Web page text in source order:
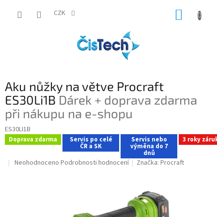
CZK
Aku nůžky na větve Procraft
ES30Li1B Dárek + doprava zdarma
při nákupu na e-shopu
ES30LI1B
Doprava zdarma Servis po celé
ČR a SK
Servis nebo
výměna do 7
dnů
3 roky
Průměrné
Neohodnoceno Podrobnosti hodnocení Značka:Procraft